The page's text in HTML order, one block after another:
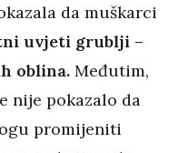
da muškarci
uvjeti grublji –
oblina. Međutim,
nije pokazalo da
promijeniti